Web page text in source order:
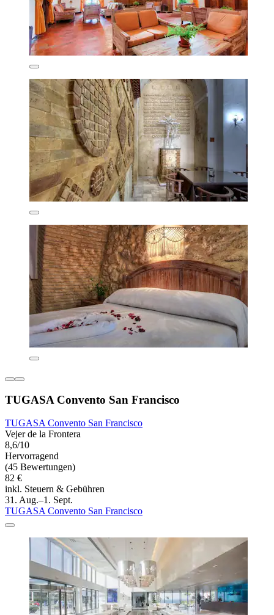
TUGASA Convento San Francisco
TUGASA Convento San Francisco
Vejer de la Frontera
8,6/10
Hervorragend
(45 Bewertungen)
82 €
inkl. Steuern & Gebühren
31. Aug.–1. Sept.
TUGASA Convento San Francisco